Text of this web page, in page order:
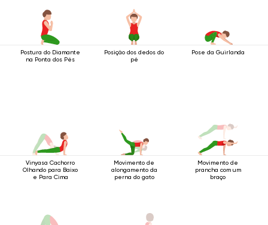
Postura do Diamante
na Ponta dos Pés
Posição dos dedos do
pé
Pose da Guirlanda
Vinyasa Cachorro
Olhando para Baixo
e Para Cima
Movimento de
alongamento da
perna do gato
Movimento de
prancha com um
braço